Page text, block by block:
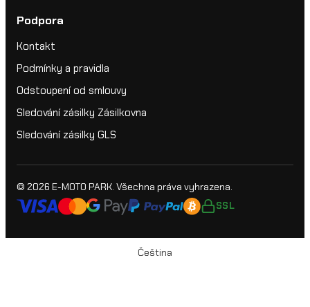
Podpora
Kontakt
Podmínky a pravidla
Odstoupení od smlouvy
Sledování zásilky Zásilkovna
Sledování zásilky GLS
© 2026 E-MOTO PARK. Všechna práva vyhrazena.
SSL
Čeština